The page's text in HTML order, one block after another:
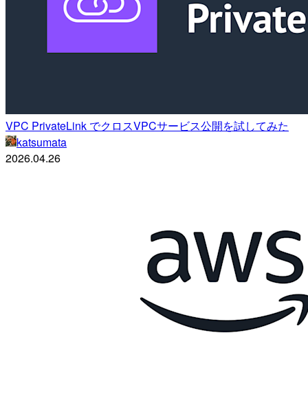
VPC PrivateLink でクロスVPCサービス公開を試してみた
katsumata
2026.04.26